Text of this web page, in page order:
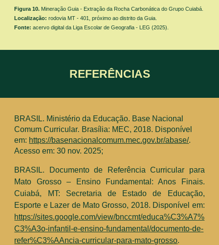
Figura10. Mineração Guia - Extração da Rocha Carbonática do Grupo Cuiabá.
Localização: rodovia MT - 401 , próximo ao distrito da Guia.
Fonte:acervo digital da Liga Escolar de Geografia - LEG (2025).
REFERÊNCIAS
BRASIL. Ministério da Educação. Base Nacional
Comum Curricular. Brasília: MEC, 2018. Disponível
em: https://basenacionalcomum.mec.gov.br/abase/.
Acesso em: 30 nov. 2025;
BRASIL. Documento de Referência Curricular para
Mato Grosso – Ensino Fundamental: Anos Finais.
Cuiabá, MT: Secretaria de Estado de Educação,
Esporte e Lazer de Mato Grosso, 2018. Disponível em:
https://sites.google.com/view/bnccmt/educa%C3%A7%
C3%A3o-infantil-e-ensino-fundamental/documento-de-
refer%C3%AAncia-curricular-para-mato-grosso.